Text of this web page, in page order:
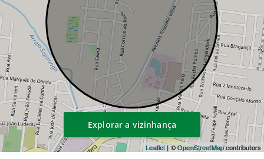
Leaflet| ©OpenStreetMapcontributors
Explorar a vizinhança